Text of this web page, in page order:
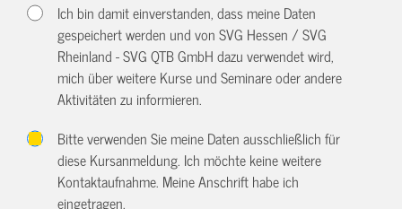
Ich bin damit einverstanden, dass meine Daten
gespeichert werden und von SVG Hessen / SVG
Rheinland - SVG QTB GmbH dazu verwendet wird,
mich über weitere Kurse und Seminare oder andere
Aktivitäten zu informieren.
Bitte verwenden Sie meine Daten ausschließlich für
diese Kursanmeldung. Ich möchte keine weitere
Kontaktaufnahme. Meine Anschrift habe ich
eingetragen.